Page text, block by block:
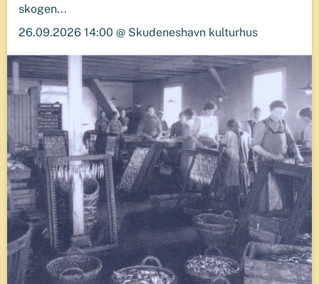
skogen...
26.09.2026 14:00 @ Skudeneshavn kulturhus